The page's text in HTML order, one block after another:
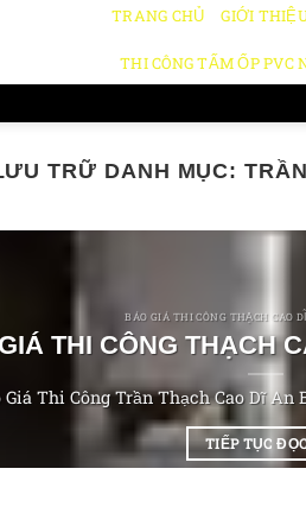
TRANG CHỦ GIỚI
THI CÔNG TẤM ỐP PVC
TRỮ DANH MỤC:
BÁO GIÁ THI CÔNG THẠCH CAO
THI CÔNG THẠCH
Giá Thi Công Trần Thạch Cao Dĩ An
TIẾP TỤC ĐỌC